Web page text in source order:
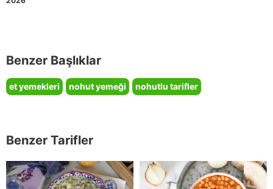
Benzer Başlıklar
et yemekleri nohut yemeği nohutlu tarifler
Benzer Tarifler